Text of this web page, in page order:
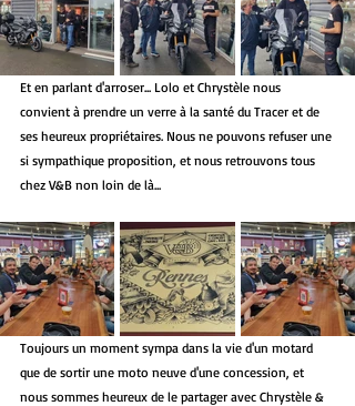
Et en parlant d'arroser... Lolo et Chrystèle nous
convient à prendre un verre à la santé du Tracer et de
ses heureux propriétaires. Nous ne pouvons refuser une
si sympathique proposition, et nous retrouvons tous
chez V&B non loin de là...
Toujours un moment sympa dans la vie d'un motard
que de sortir une moto neuve d'une concession, et
nous sommes heureux de le partager avec Chrystèle &